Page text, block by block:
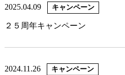
2025.04.09 キャンペーン
２５周年キャンペーン
2024.11.26 キャンペーン